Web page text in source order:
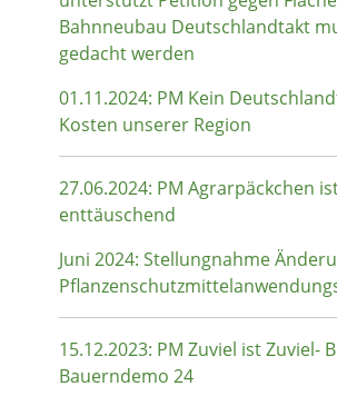
Bahnneubau Deutschlandtakt
gedacht werden
01.11.2024: PM Kein
Kosten unserer Region
27.06.2024: PM Agrarpäckchen
enttäuschend
Juni 2024: Stellungnahme
15.12.2023: PM Zuviel ist Zuviel-
Bauerndemo 24